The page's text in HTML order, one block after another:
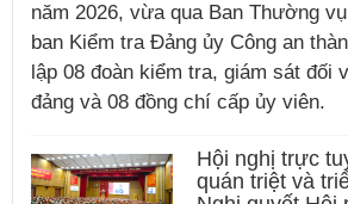
năm 2026, vừa qua Ban Thường
ban Kiểm tra Đảng ủy Công an
lập 08 đoàn kiểm tra, giám sát đối
đảng và 08 đồng chí cấp ủy viên.
Hội nghị trực
quán triệt và